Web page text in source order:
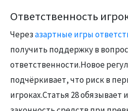
Ответственность
Черезазартные игры
получить поддержку в
ответственности.Новое
подчёркивает, что риск в
игроках.Статья 28 обязывает